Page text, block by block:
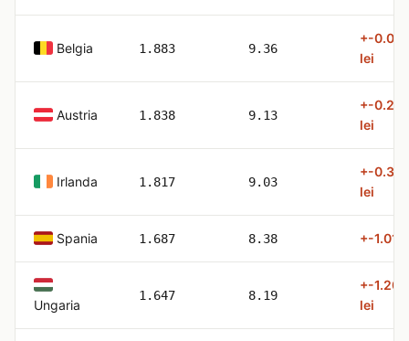
Belgia 1.883 9.36
+-0.03
lei
Austria 1.838 9.13
+-0.26
lei
Irlanda 1.817 9.03
+-0.36
lei
Spania 1.687 8.38 +-1.01
Ungaria
1.647 8.19
+-1.20
lei